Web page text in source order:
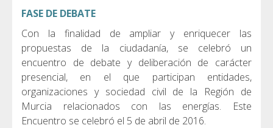
FASE DE DEBATE
Con la finalidad de ampliar y enriquecer las
propuestas de la ciudadanía, se celebró un
encuentro de debate y deliberación de carácter
presencial, en el que participan entidades,
organizaciones y sociedad civil de la Región de
Murcia relacionados con las energías. Este
Encuentro se celebró el 5 de abril de 2016.